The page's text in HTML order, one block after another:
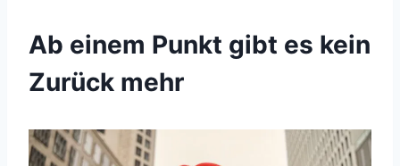
Ab einem Punkt gibt es kein
Zurück mehr